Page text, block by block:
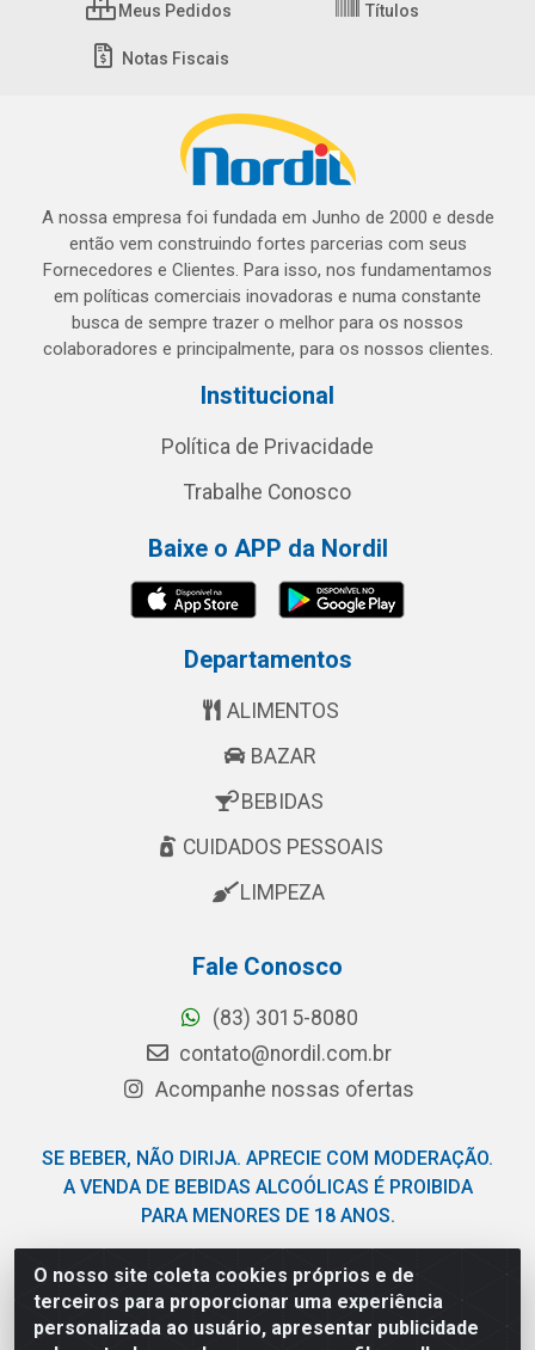
O nosso site coleta cookies próprios e de
terceiros para proporcionar uma experiência
personalizada ao usuário, apresentar publicidade
Meus Pedidos Títulos
Notas Fiscais
A nossa empresa foi fundada em Junho de 2000 e desde
então vem construindo fortes parcerias com seus
Fornecedores e Clientes. Para isso, nos fundamentamos
em políticas comerciais inovadoras e numa constante
busca de sempre trazer o melhor para os nossos
colaboradores e principalmente, para os nossos clientes.
Institucional
Política de Privacidade
Trabalhe Conosco
Baixe o APP da Nordil
Departamentos
ALIMENTOS
BAZAR
BEBIDAS
CUIDADOS PESSOAIS
LIMPEZA
Fale Conosco
(83) 3015-8080
contato@nordil.com.br
Acompanhe nossas ofertas
SE BEBER, NÃO DIRIJA. APRECIE COM MODERAÇÃO.
A VENDA DE BEBIDAS ALCOÓLICAS É PROIBIDA
PARA MENORES DE 18 ANOS.
Nordil Distribuidora - Avenida Liberdade, 2738, Bloco F -
Sesi - Bayeux/PB - CEP 58.111-400 - CNPJ
03.775.813/0001-41